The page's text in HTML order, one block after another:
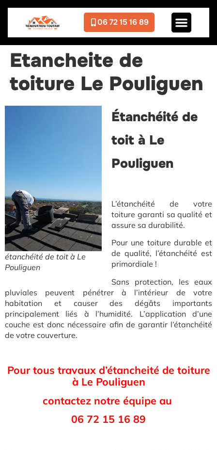
06 72 15 16 89
Etancheite de
toiture Le Pouliguen
étanchéité de toit à Le
Pouliguen
Étanchéité de
toit à Le
Pouliguen
L’étanchéité de votre
toiture garanti sa qualité et
assure sa durabilité.
Pour une toiture durable et
de qualité, l’étanchéité est
primordiale !
Sans protection, les eaux
pluviales peuvent pénétrer à l’intérieur de votre
habitation et causer des dégâts importants
principalement liés à l’humidité. L’application d’une
couche est donc nécessaire afin de garantir l’étanchéité
de votre couverture.
Pour tous travaux d’étancheité de toiture
à Le Pouliguen
contactez notre équipe au
06 72 15 16 89